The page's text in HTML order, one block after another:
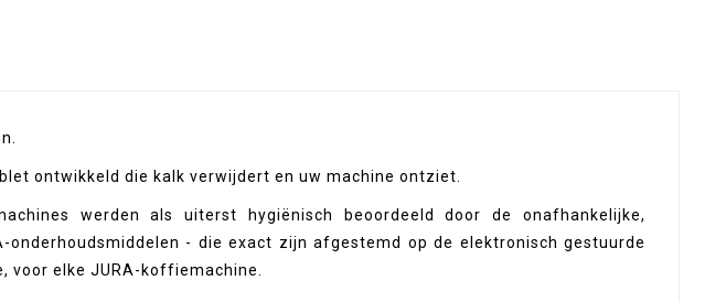
ontwikkeld die kalk verwijdert en uw machine ontziet.
werden als uiterst hygiënisch beoordeeld door de onafhankelijke,
- die exact zijn afgestemd op de elektronisch gestuurde
elke JURA-koffiemachine.